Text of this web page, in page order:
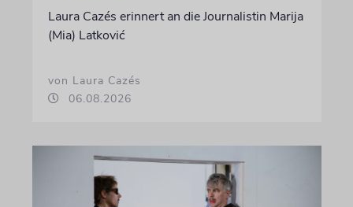
Laura Cazés erinnert an die Journalistin Marija
(Mia) Latković
von Laura Cazés
06.08.2026